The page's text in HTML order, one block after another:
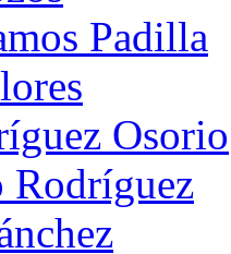
Padilla
Osorio
Rodríguez